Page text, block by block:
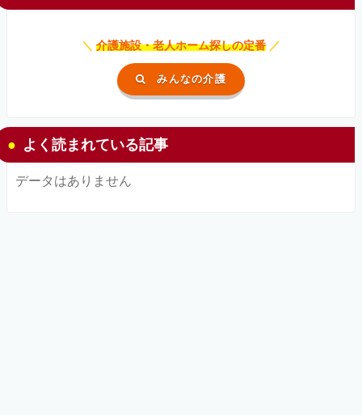
＼ 介護施設・老人ホーム探しの定番 ／
みんなの介護
よく読まれている記事
データはありません